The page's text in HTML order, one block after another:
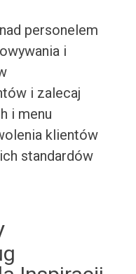
personelem
i
i zalecaj
i menu
klientów
standardów